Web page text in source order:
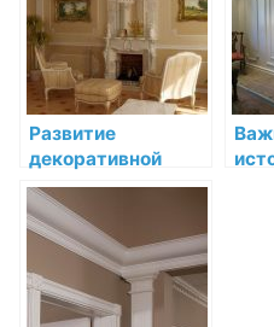
интерьерах
Развитие
декоративной
лепнины в
интерьере: от
античности до
современности